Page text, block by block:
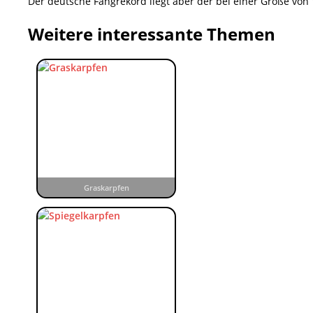
Weitere interessante Themen
Graskarpfen